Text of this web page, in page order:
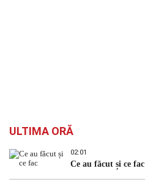
ULTIMA ORĂ
02:01
Ce au făcut și ce fac